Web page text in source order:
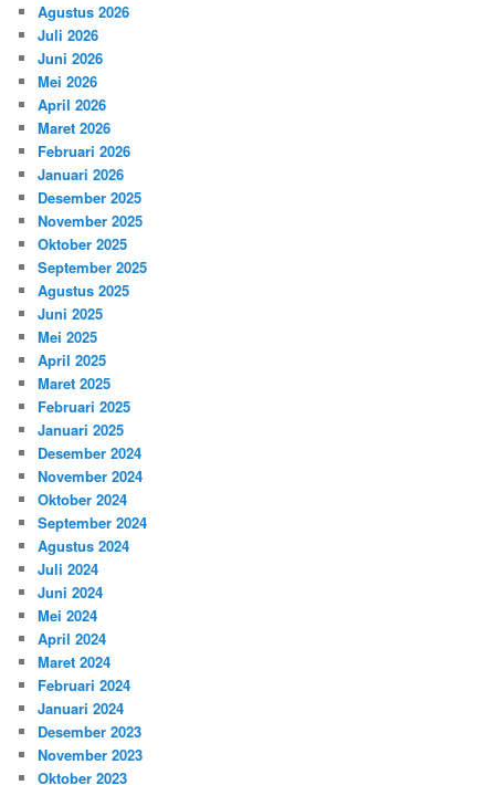
Agustus 2026
Juli 2026
Juni 2026
Mei 2026
April 2026
Maret 2026
Februari 2026
Januari 2026
Desember 2025
November 2025
Oktober 2025
September 2025
Agustus 2025
Juni 2025
Mei 2025
April 2025
Maret 2025
Februari 2025
Januari 2025
Desember 2024
November 2024
Oktober 2024
September 2024
Agustus 2024
Juli 2024
Juni 2024
Mei 2024
April 2024
Maret 2024
Februari 2024
Januari 2024
Desember 2023
November 2023
Oktober 2023